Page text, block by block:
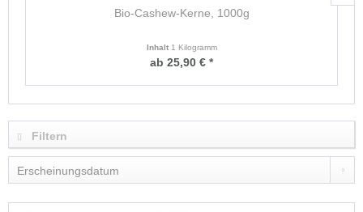
Bio-Cashew-Kerne, 1000g
Inhalt 1 Kilogramm
ab 25,90 € *
Filtern